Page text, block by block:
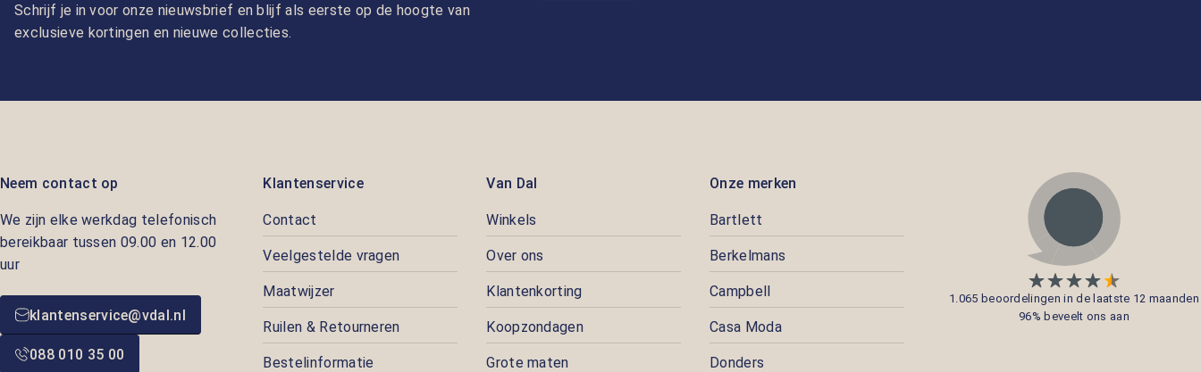
Schrijf je in voor onze nieuwsbrief en blijf als eerste op de hoogte van
exclusieve kortingen en nieuwe collecties.
Neem contact op
We zijn elke werkdag telefonisch
bereikbaar tussen 09.00 en 12.00
uur
klantenservice@vdal.nl
088 010 35 00
Klantenservice
Contact
Veelgestelde vragen
Maatwijzer
Ruilen & Retourneren
Bestelinformatie
Van Dal
Winkels
Over ons
Klantenkorting
Koopzondagen
Grote maten
Onze merken
Bartlett
Berkelmans
Campbell
Casa Moda
Donders
1.065 beoordelingen in de laatste 12 maanden
96% beveelt ons aan